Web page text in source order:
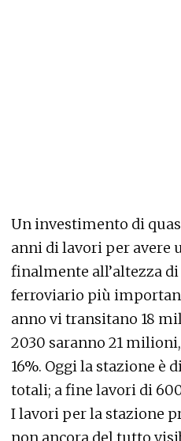
Un investimento di
anni di lavori per avere
finalmente all’altezza
ferroviario più
anno vi transitano 18
2030 saranno 21
16%. Oggi la stazione è
totali; a fine lavori di
I lavori per la stazione
non ancora del tutto